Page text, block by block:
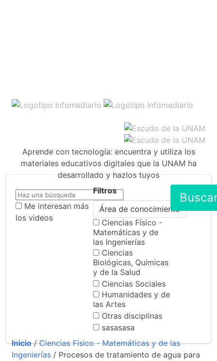
Aprende con tecnología: encuentra y utiliza los
materiales educativos digitales que la UNAM ha
desarrollado y hazlos tuyos
Me interesan más
los videos
Filtros
Área de conocimiento
Ciencias Físico -
Matemáticas y de
las Ingenierías
Ciencias
Biológicas, Químicas
y de la Salud
Ciencias Sociales
Humanidades y de
las Artes
Otras disciplinas
sasasasa
Inicio/Ciencias Físico - Matemáticas y de las
Ingenierías / Procesos de tratamiento de agua para